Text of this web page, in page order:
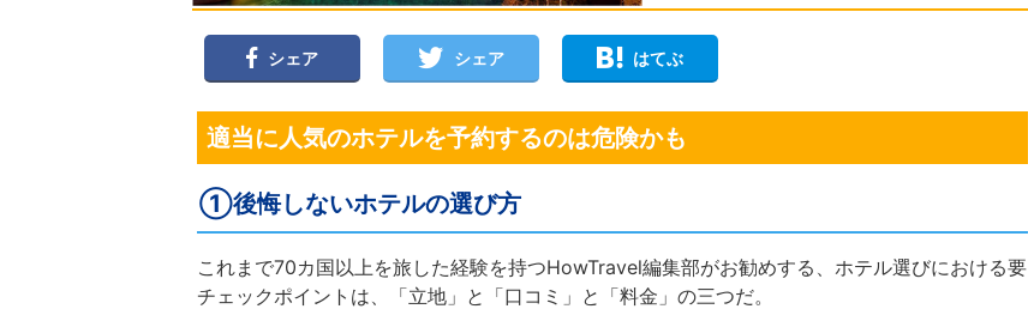
シェア シェア はてぶ
適当に人気のホテルを予約するのは危険かも
①後悔しないホテルの選び方
これまで70カ国以上を旅した経験を持つHowTravel編集部がお勧めする、ホテル選びにおける要
チェックポイントは、「立地」と「口コミ」と「料金」の三つだ。